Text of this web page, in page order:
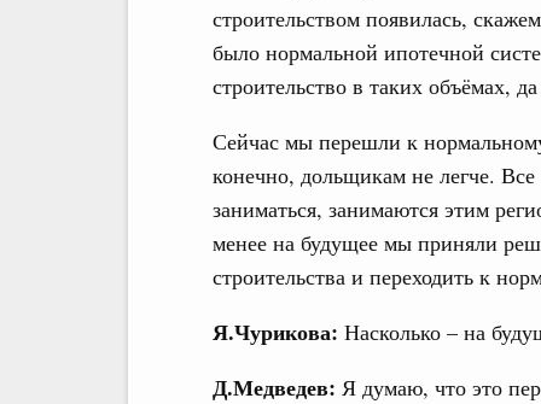
строительством появилась,
было нормальной ипотечной
строительство в таких объёмах,
Сейчас мы перешли к
конечно, дольщикам не легче.
заниматься, занимаются этим
менее на будущее мы приняли
строительства и переходить к
Я.Чурикова: Насколько – на
Д.Медведев: Я думаю, что это